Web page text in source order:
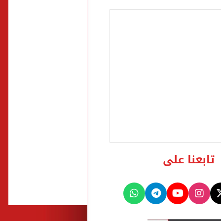
تابعنا على